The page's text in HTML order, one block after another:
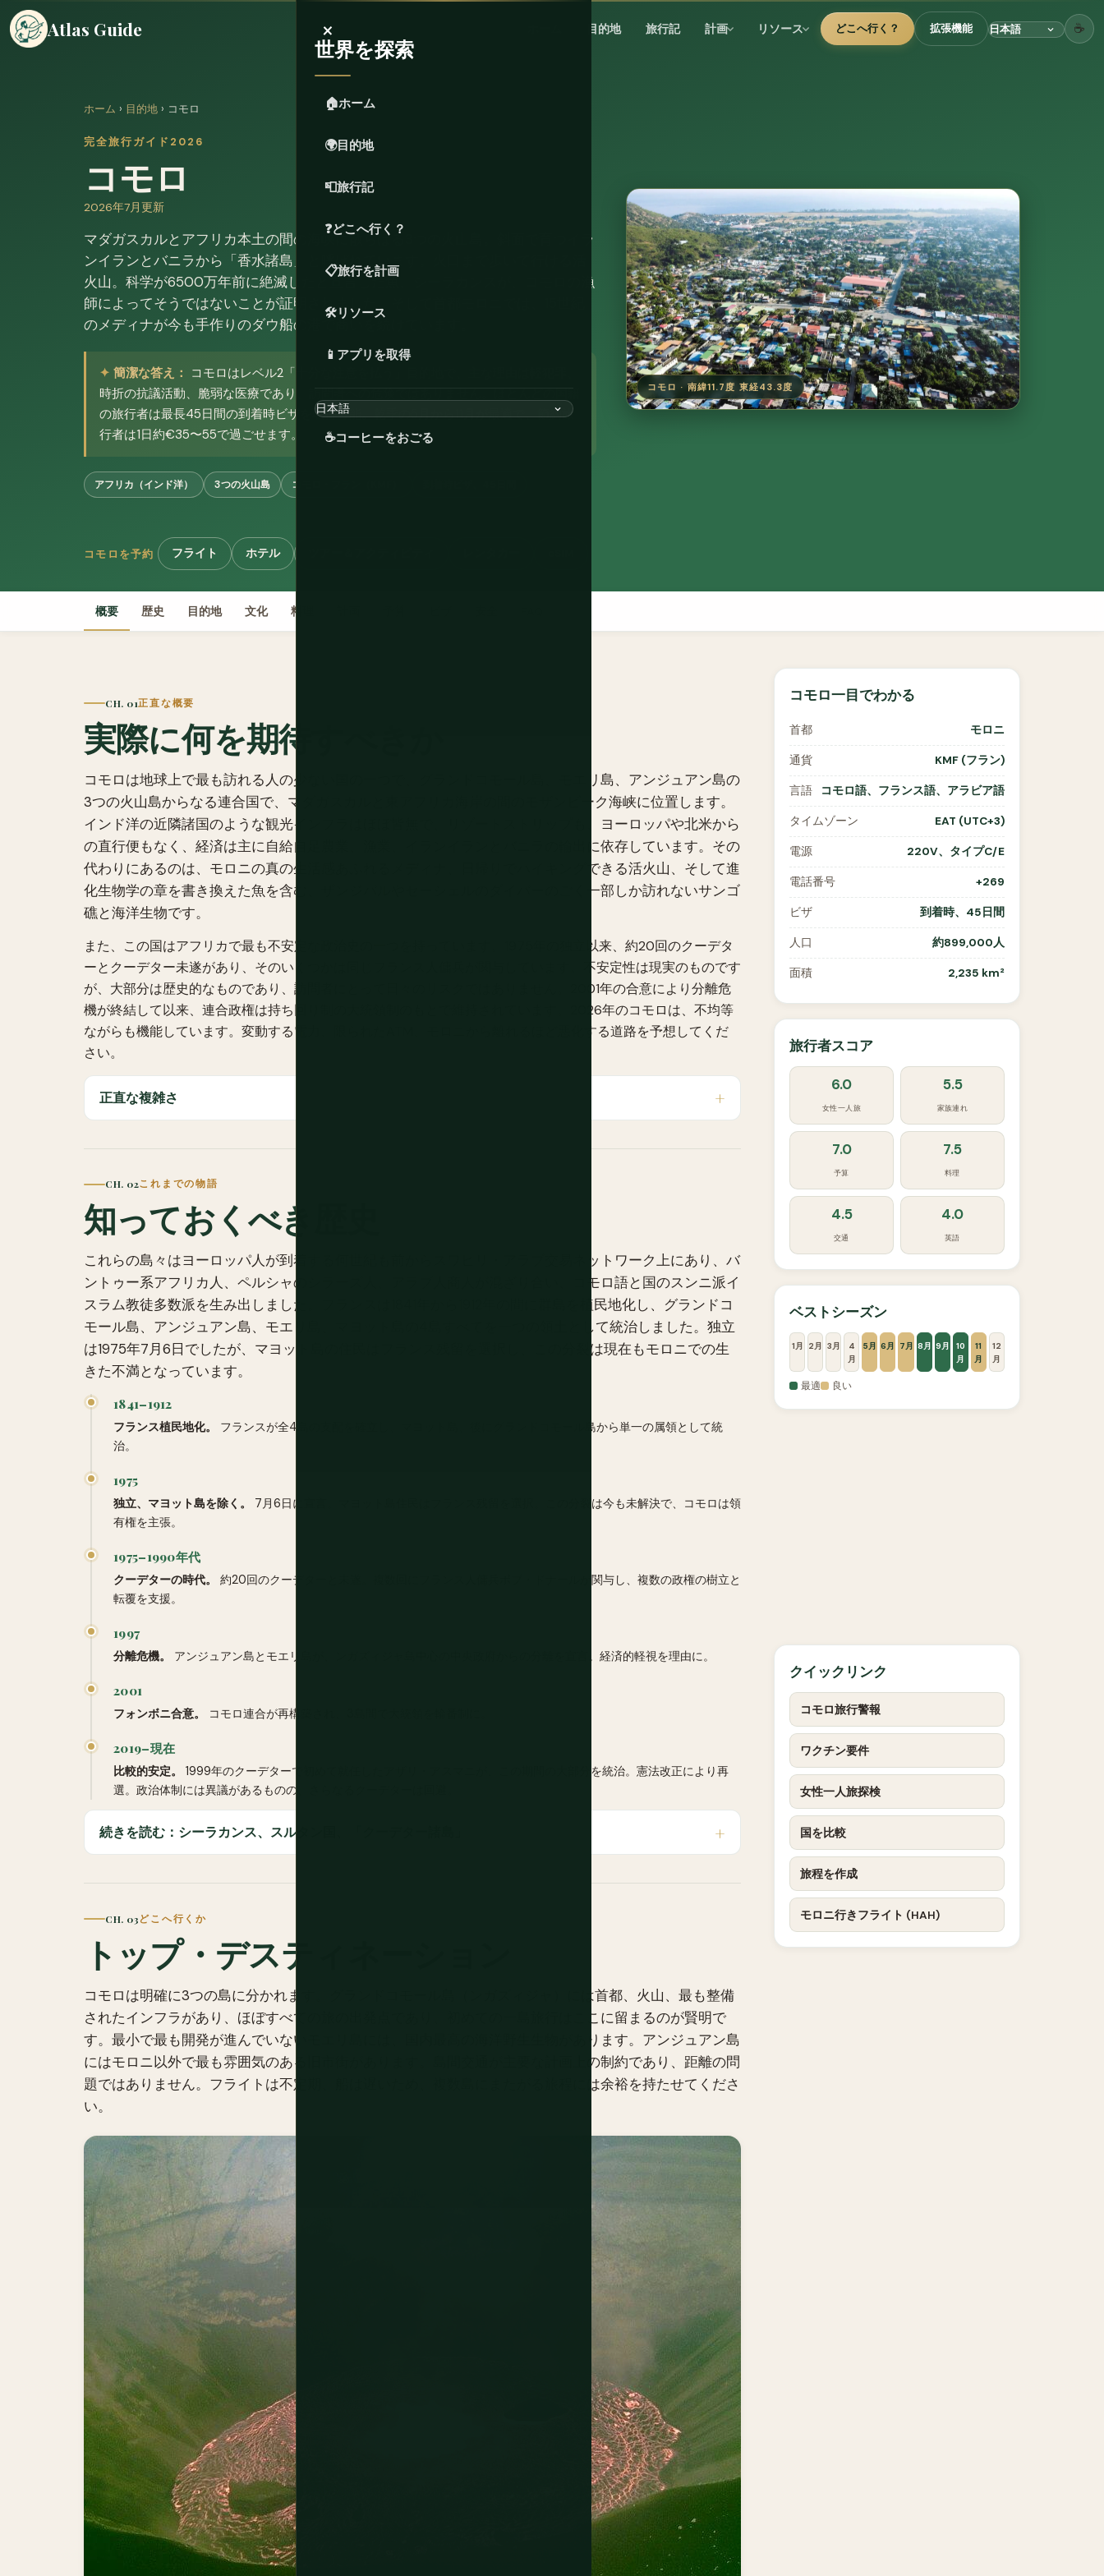
Atlas Guide 目的地 旅行記 計画 リソース どこへ行く？ 拡張機能 ☕
×
世界を探索
🏠ホーム
🌍目的地
📮旅行記
❓どこへ行く？
📋旅行を計画
🛠️リソース
📱 アプリを取得
☕コーヒーをおごる
ホーム › 目的地 › コモロ
完全旅行ガイド2026
コモロ
2026年7月更新
マダガスカルとアフリカ本土の間の海峡に散らばる3つの火山島。斜面で育つイラ
ンイランとバニラから「香水諸島」と呼ばれています。火口まで歩いて行ける活
火山。科学が6500万年前に絶滅したと宣言した魚、シーラカンスが、コモロの漁
師によってそうではないことが証明されました。そして首都モロニでは、15世紀
のメディナが今も手作りのダウ船の港で商いを続けています。
簡潔な答え： コモロはレベル2「十分な注意を払う」目的地で、主な理由は軽犯罪、
時折の抗議活動、脆弱な医療であり、訪問者への危険ではありません。ほとんどの国籍
の旅行者は最長45日間の到着時ビザを取得可能。乾季の5月から11月が最適で、節約旅
行者は1日約€35〜55で過ごせます。
アフリカ（インド洋） 3つの火山島 コモロ・フラン（KMF）
コモロ · 南緯11.7度 東経43.3度
コモロを予約 フライト ホテル
概要 歴史 目的地 文化 料理
CH. 01正直な概要
実際に何を期待すべきか
コモロは地球上で最も訪れる人の少ない国の一つで、グランドコモール島、モエリ島、アンジュアン島の
3つの火山島からなる連合国で、マダガスカルと東アフリカ海岸の間のモザンビーク海峡に位置します。
インド洋の近隣諸国のような観光インフラはほぼ皆無で、リゾートストリップも、ヨーロッパや北米から
の直行便もなく、経済は主に自給自足農業、漁業、イランイランとバニラの輸出に依存しています。その
代わりにあるのは、モロニの真の生活感あふれるメディナ、日帰りでハイキングできる活火山、そして進
化生物学の章を書き換えた魚を含む、ザンジバルやセーシェルのダイバーのごく一部しか訪れないサンゴ
礁と海洋生物です。
また、この国はアフリカで最も不安定な政治史の一つを持っています。1975年の独立以来、約20回のクーデタ
ーとクーデター未遂があり、そのいくつかは同じフランス人傭兵が関与しています。不安定性は現実のものです
が、大部分は歴史的なものであり、訪問者にとって日々のリスクではありません。2001年の合意により分離危
機が終結して以来、連合政権は持ち回り制の大統領制のもとで維持されています。2026年のコモロは、不均等
ながらも機能しています。変動する電力、限られたATM、モロニから離れるほど悪化する道路を予想してくだ
さい。
正直な複雑さ
CH. 02これまでの物語
知っておくべき歴史
これらの島々はヨーロッパ人が到着する何世紀も前からスワヒリ・アラブ交易ネットワーク上にあり、バ
ントゥー系アフリカ人、ペルシャのシラーズ人、アラブ人商人が混ざり合い、コモロ語と国のスンニ派イ
スラム教徒多数派を生み出しました。フランスは1841年から1912年の間に群島を植民地化し、グランドコ
モール島、アンジュアン島、モエリ島、マヨット島の4島すべてを一つの領土として統治しました。独立
は1975年7月6日でしたが、マヨット島の住民はフランス残留を選択し、この分裂は現在もモロニでの生
きた不満となっています。
1841–1912
フランス植民地化。
フランスが全4島の支配を確立し、マヨット島、後にグランドコモール島から単一の属領として統
治。
1975
独立、マヨット島を除く。
7月6日に宣言。マヨット島住民はフランス残留を選択。この分裂は今も未解決で、コモロは領
有権を主張。
1975–1990年代
クーデターの時代。
約20回のクーデターと未遂。複数回にフランス人傭兵ボブ・ドナールが関与し、複数の政権の樹立と
転覆を支援。
1997
分離危機。 アンジュアン島とモエリ島が、ンガズィジャ島中心の中央政府からの分離を宣言。経済的軽視を理由に。
2001
フォンボニ合意。 コモロ連合が再構築され、3島間で大統領を輪番制に。
2019–現在
比較的安定。
1999年のクーデターで初めて就任したアザリ・アスマニが、この期間の大部分を統治。憲法改正により再
選。政治体制には異議があるものの、さらなるクーデターは回避。
続きを読む：シーラカンス、スルタン国、「クーデター諸島」
CH. 03どこへ行くか
トップ・デスティネーション
コモロは明確に3つの島に分かれます。グランドコモール島（ンガズィジャ）には首都、火山、最も整備
されたインフラがあり、ほぼすべての旅の出発点であり、初めての一島旅行はここに留まるのが賢明で
す。最小で最も開発が進んでいないモエリ島には、国内最高の海洋野生生物があります。アンジュアン島
にはモロニ以外で最も雰囲気のある旧市街があります。島間交通が主要な計画上の制約であり、距離の問
題ではありません。フライトは不定期、船は遅いため、複数島にまたがる旅程には余裕を持たせてくださ
い。
コモロ一目でわかる
首都 モロニ
通貨 KMF (フラン)
言語 コモロ語、フランス語、アラビア語
タイムゾーン EAT (UTC+3)
電源 220V、タイプC/E
電話番号 +269
ビザ 到着時、45日間
人口 約899,000人
面積 2,235 km²
旅行者スコア
6.0
女性一人旅
5.5
家族連れ
7.0
予算
7.5
料理
4.5
交通
4.0
英語
ベストシーズン
1月 2月 3月
4
月
5月 6月 7月 8月 9月
10
月
11
月
12
月
最適 良い
クイックリンク
コモロ旅行警報
ワクチン要件
女性一人旅探検
国を比較
旅程を作成
モロニ行きフライト (HAH)